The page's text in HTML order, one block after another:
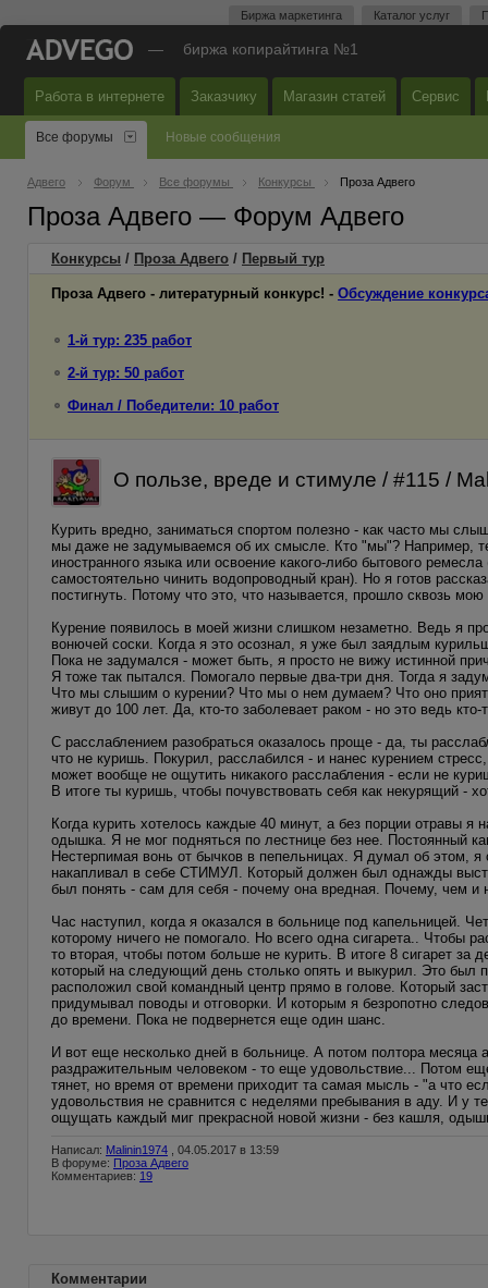
Биржа маркетинга Каталог услуг
— биржа копирайтинга №1
Работа в интернете Заказчику Магазин статей Сервис
Все форумы Новые сообщения
Адвего Форум Все форумы Конкурсы Проза Адвего
Проза Адвего — Форум Адвего
Конкурсы / Проза Адвего / Первый тур
Проза Адвего - литературный конкурс! - Обсуждение
1-й тур: 235 работ
2-й тур: 50 работ
Финал / Победители: 10 работ
О пользе, вреде и стимуле / #115 /
Курить вредно, заниматься спортом полезно - как часто мы
мы даже не задумываемся об их смысле. Кто "мы"? Например,
иностранного языка или освоение какого-либо бытового
самостоятельно чинить водопроводный кран). Но я готов
постигнуть. Потому что это, что называется, прошло сквозь
Курение появилось в моей жизни слишком незаметно. Ведь я
вонючей соски. Когда я это осознал, я уже был заядлым
Пока не задумался - может быть, я просто не вижу истинной
Я тоже так пытался. Помогало первые два-три дня. Тогда я
Что мы слышим о курении? Что мы о нем думаем? Что оно
живут до 100 лет. Да, кто-то заболевает раком - но это ведь
С расслаблением разобраться оказалось проще - да, ты
что не куришь. Покурил, расслабился - и нанес курением
может вообще не ощутить никакого расслабления - если не
В итоге ты куришь, чтобы почувствовать себя как некурящий -
Когда курить хотелось каждые 40 минут, а без порции отравы
одышка. Я не мог подняться по лестнице без нее. Постоянный
Нестерпимая вонь от бычков в пепельницах. Я думал об этом,
накапливал в себе СТИМУЛ. Который должен был однажды
был понять - сам для себя - почему она вредная. Почему, чем
Час наступил, когда я оказался в больнице под капельницей.
которому ничего не помогало. Но всего одна сигарета.. Чтобы
то вторая, чтобы потом больше не курить. В итоге 8 сигарет за
который на следующий день столько опять и выкурил. Это
расположил свой командный центр прямо в голове. Который
придумывал поводы и отговорки. И которым я безропотно
до времени. Пока не подвернется еще один шанс.
И вот еще несколько дней в больнице. А потом полтора месяца
раздражительным человеком - то еще удовольствие... Потом
тянет, но время от времени приходит та самая мысль - "а что
удовольствия не сравнится с неделями пребывания в аду. И у
ощущать каждый миг прекрасной новой жизни - без кашля,
Написал: Malinin1974 , 04.05.2017 в 13:59
В форуме: Проза Адвего
Комментариев: 19
Комментарии